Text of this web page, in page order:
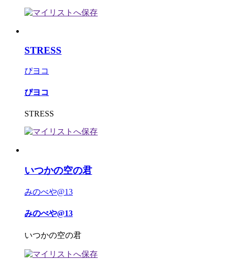
STRESS
ぴヨコ
ぴヨコ
STRESS
いつかの空の君
みのべや@13
みのべや@13
いつかの空の君